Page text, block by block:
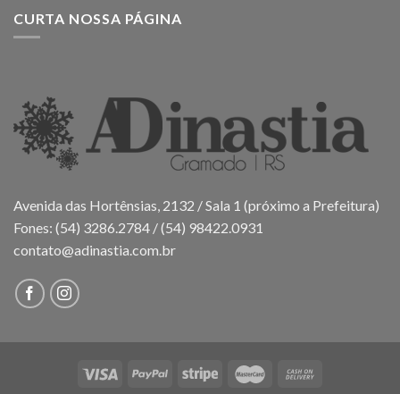
CURTA NOSSA PÁGINA
Avenida das Hortênsias, 2132 / Sala 1 (próximo a Prefeitura)
Fones: (54) 3286.2784 / (54) 98422.0931
contato@adinastia.com.br